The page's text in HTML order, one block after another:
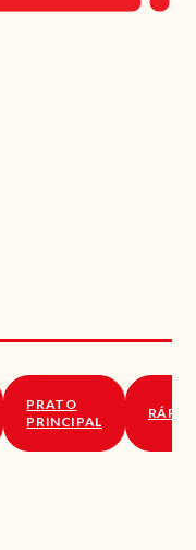
PRATO
PRINCIPAL